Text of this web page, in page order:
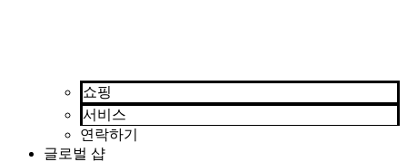
쇼핑
서비스
연락하기
글로벌 샵